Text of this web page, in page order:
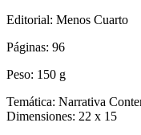
Editorial: Menos Cuarto
Páginas: 96
Peso: 150 g
Temática: Narrativa
Dimensiones: 22 x 15